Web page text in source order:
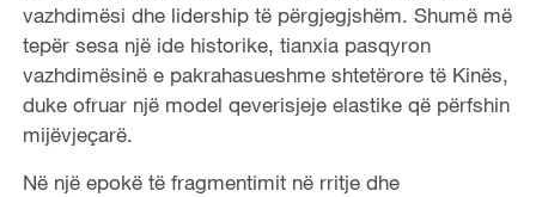
vazhdimësi dhe lidership të përgjegjshëm. Shumë më
tepër sesa një ide historike, tianxia pasqyron
vazhdimësinë e pakrahasueshme shtetërore të Kinës,
duke ofruar një model qeverisjeje elastike që përfshin
mijëvjeçarë.
Në një epokë të fragmentimit në rritje dhe